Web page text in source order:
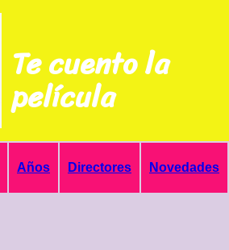
Te cuento la
película
Años Directores Novedades